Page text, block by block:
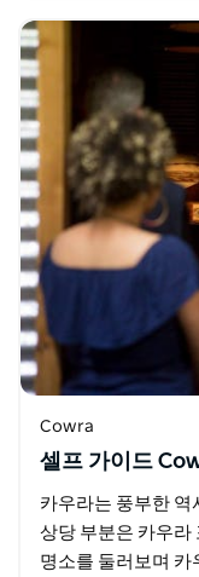
Cowra
셀프 가이드
카우라는 풍부한 역
상당 부분은 카우라
명소를 둘러보며 카